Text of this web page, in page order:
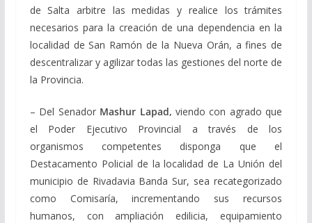
de Salta arbitre las medidas y realice los trámites
necesarios para la creación de una dependencia en la
localidad de San Ramón de la Nueva Orán, a fines de
descentralizar y agilizar todas las gestiones del norte de
la Provincia.
– Del Senador Mashur Lapad, viendo con agrado que
el Poder Ejecutivo Provincial a través de los
organismos competentes disponga que el
Destacamento Policial de la localidad de La Unión del
municipio de Rivadavia Banda Sur, sea recategorizado
como Comisaría, incrementando sus recursos
humanos, con ampliación edilicia, equipamiento